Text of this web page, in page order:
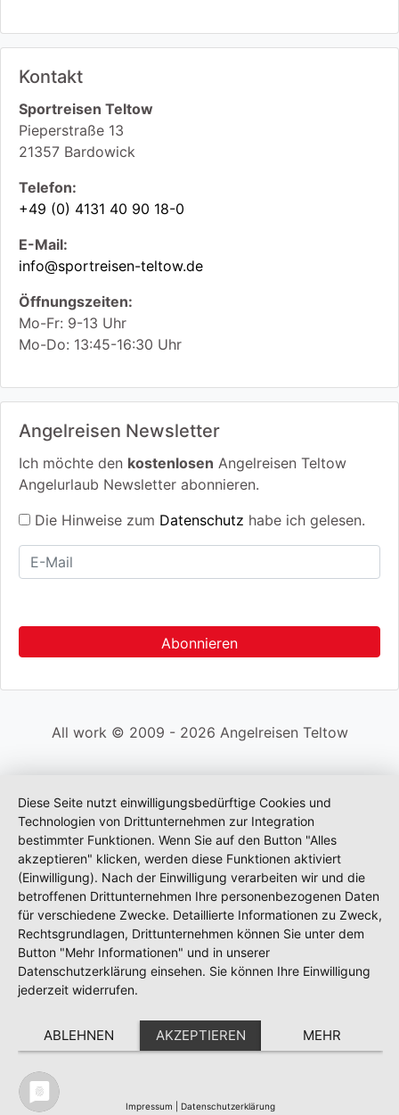
Kontakt
Sportreisen Teltow
Pieperstraße 13
21357 Bardowick
Telefon:
+49 (0) 4131 40 90 18-0
E-Mail:
info@sportreisen-teltow.de
Öffnungszeiten:
Mo-Fr: 9-13 Uhr
Mo-Do: 13:45-16:30 Uhr
Angelreisen Newsletter
Ich möchte den kostenlosen Angelreisen Teltow
Angelurlaub Newsletter abonnieren.
Die Hinweise zum Datenschutz habe ich gelesen.
All work © 2009 - 2026 Angelreisen Teltow
Diese Seite nutzt einwilligungsbedürftige Cookies und
Technologien von Drittunternehmen zur Integration
bestimmter Funktionen. Wenn Sie auf den Button "Alles
akzeptieren" klicken, werden diese Funktionen aktiviert
(Einwilligung). Nach der Einwilligung verarbeiten wir und die
betroffenen Drittunternehmen Ihre personenbezogenen Daten
für verschiedene Zwecke. Detaillierte Informationen zu Zweck,
Rechtsgrundlagen, Drittunternehmen können Sie unter dem
Button "Mehr Informationen" und in unserer
Datenschutzerklärung einsehen. Sie können Ihre Einwilligung
jederzeit widerrufen.
ABLEHNEN AKZEPTIEREN MEHR
Impressum Datenschutzerklärung